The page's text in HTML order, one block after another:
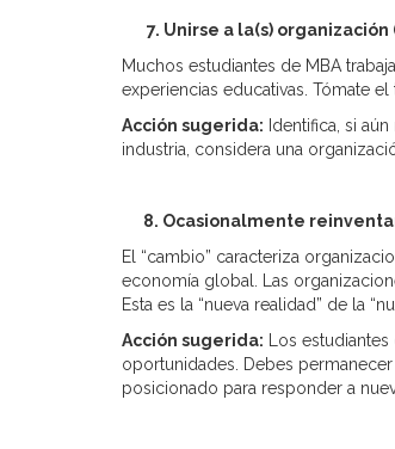
7. Unirse a la(s) organización
Muchos estudiantes de MBA
experiencias educativas. Tómate
Acción sugerida: Identifica, si
industria, considera una
8. Ocasionalmente
El “cambio” caracteriza
economía global. Las
Esta es la “nueva realidad” de la
Acción sugerida: Los
oportunidades. Debes
posicionado para responder a